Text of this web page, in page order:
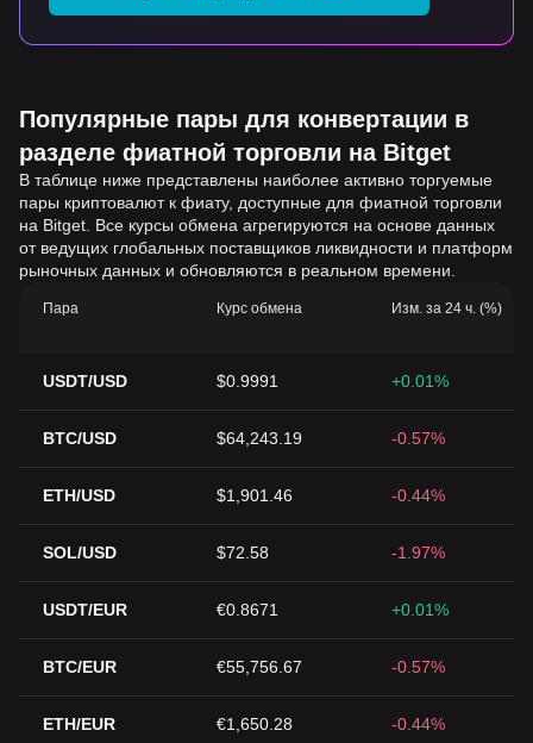
Популярные пары для конвертации в
разделе фиатной торговли на Bitget
В таблице ниже представлены наиболее активно торгуемые
пары криптовалют к фиату, доступные для фиатной торговли
на Bitget. Все курсы обмена агрегируются на основе данных
от ведущих глобальных поставщиков ликвидности и платформ
рыночных данных и обновляются в реальном времени.
Пара Курс обмена Изм. за 24 ч. (%)
USDT/USD $0.9991 +0.01%
BTC/USD $64,243.19 -0.57%
ETH/USD $1,901.46 -0.44%
SOL/USD $72.58 -1.97%
USDT/EUR €0.8671 +0.01%
BTC/EUR €55,756.67 -0.57%
ETH/EUR €1,650.28 -0.44%